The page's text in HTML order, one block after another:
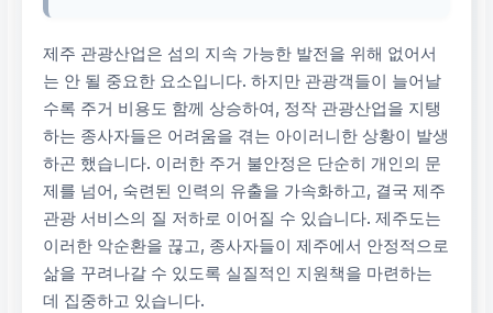
제주 관광산업은 섬의 지속 가능한 발전을 위해 없어서
는 안 될 중요한 요소입니다. 하지만 관광객들이 늘어날
수록 주거 비용도 함께 상승하여, 정작 관광산업을 지탱
하는 종사자들은 어려움을 겪는 아이러니한 상황이 발생
하곤 했습니다. 이러한 주거 불안정은 단순히 개인의 문
제를 넘어, 숙련된 인력의 유출을 가속화하고, 결국 제주
관광 서비스의 질 저하로 이어질 수 있습니다. 제주도는
이러한 악순환을 끊고, 종사자들이 제주에서 안정적으로
삶을 꾸려나갈 수 있도록 실질적인 지원책을 마련하는
데 집중하고 있습니다.